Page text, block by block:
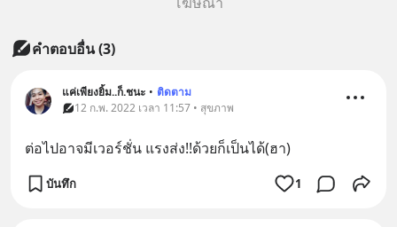
คำตอบอื่น(3)
แค่เพียงยิ้ม..ก็.ชนะ • ติดตาม
12 ก.พ. 2022 เวลา 11:57 • สุขภาพ
ต่อไปอาจมีเวอร์ชั่น แรงส่ง!!ด้วยก็เป็นได้(ฮา)
บันทึก 1